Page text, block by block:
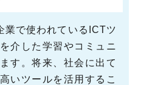
業で使われているICTツ
介した学習やコミュニ
す。将来、社会に出て
いツールを活用するこ